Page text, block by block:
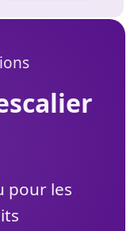
pour les